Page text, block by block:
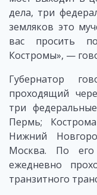
дела, три
земляков это
вас просить
Костромы», —
Губернатор
проходящий
три
Пермь;
Нижний
Москва. По
ежедневно
транзитного